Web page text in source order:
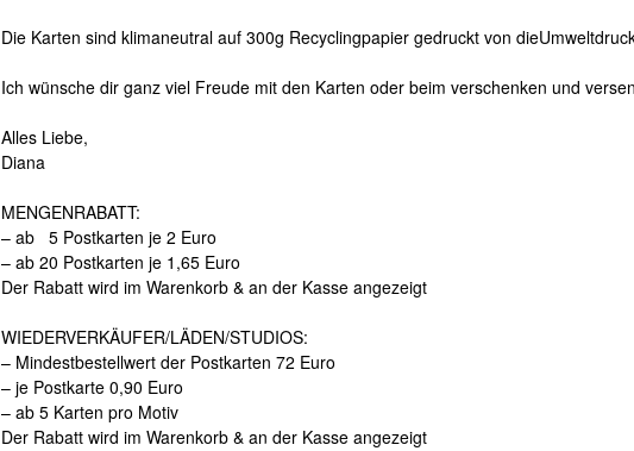
Die Karten sind klimaneutral auf 300g Recyclingpapier gedruckt von
Ich wünsche dir ganz viel Freude mit den Karten oder beim verschenken und
Alles Liebe,
Diana
MENGENRABATT:
– ab 5 Postkarten je 2 Euro
– ab 20 Postkarten je 1,65 Euro
Der Rabatt wird im Warenkorb & an der Kasse angezeigt
WIEDERVERKÄUFER/LÄDEN/STUDIOS:
– Mindestbestellwert der Postkarten 72 Euro
– je Postkarte 0,90 Euro
– ab 5 Karten pro Motiv
Der Rabatt wird im Warenkorb & an der Kasse angezeigt